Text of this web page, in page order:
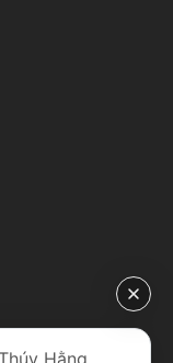
Design bởi
Hằng